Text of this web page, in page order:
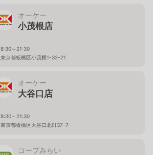
オーケー
小茂根店
8:30～21:30
東京都板橋区小茂根1-32-21
オーケー
大谷口店
8:30～21:30
東京都板橋区大谷口北町37-7
コープみらい